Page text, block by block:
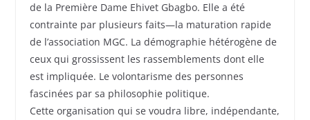
de la Première Dame Ehivet Gbagbo. Elle a été
contrainte par plusieurs faits—la maturation rapide
de l’association MGC. La démographie hétérogène de
ceux qui grossissent les rassemblements dont elle
est impliquée. Le volontarisme des personnes
fascinées par sa philosophie politique.
Cette organisation qui se voudra libre, indépendante,